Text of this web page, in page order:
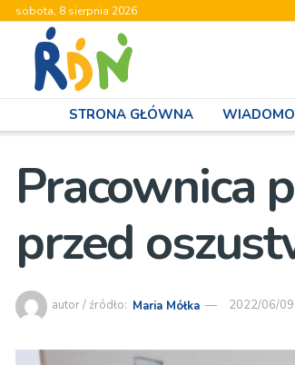
sobota, 8 sierpnia 2026
STRONA GŁÓWNA
Pracownica
przed
autor / źródło: Maria Mółka 2022/06/